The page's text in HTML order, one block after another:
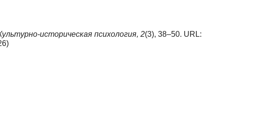
историческая психология, 2(3), 38–50. URL: